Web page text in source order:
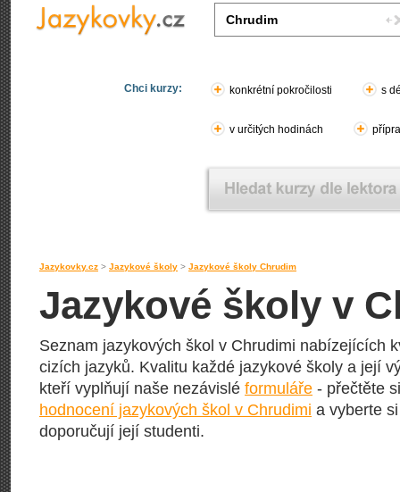
Chci kurzy: konkrétní pokročilosti s
v určitých hodinách
Jazykovky.cz > Jazykové školy > Jazykové školy Chrudim
Jazykové školy v
Seznam jazykových škol v Chrudimi nabízejících
cizích jazyků. Kvalitu každé jazykové školy a její
kteří vyplňují naše nezávislé formuláře - přečtěte
hodnocení jazykových škol v Chrudimi a vyberte
doporučují její studenti.